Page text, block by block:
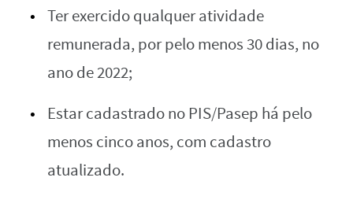
Ter exercido qualquer atividade
remunerada, por pelo menos 30 dias, no
ano de 2022;
Estar cadastrado no PIS/Pasep há pelo
menos cinco anos, com cadastro
atualizado.